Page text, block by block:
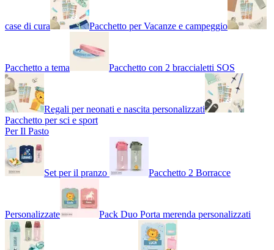
case di cura Pacchetto per Vacanze e campeggio
Pacchetto a tema Pacchetto con 2 braccialetti SOS
Regali per neonati e nascita personalizzati
Pacchetto per sci e sport
Per Il Pasto
Set per il pranzo Pacchetto 2 Borracce
Personalizzate Pack Duo Porta merenda personalizzati